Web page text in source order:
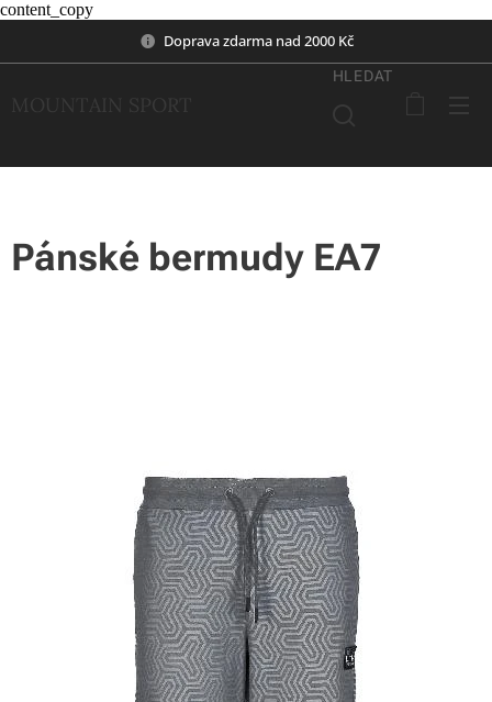
content_copy
Doprava zdarma nad 2000 Kč
MOUNTAIN SPORT
HLEDAT
Pánské bermudy EA7